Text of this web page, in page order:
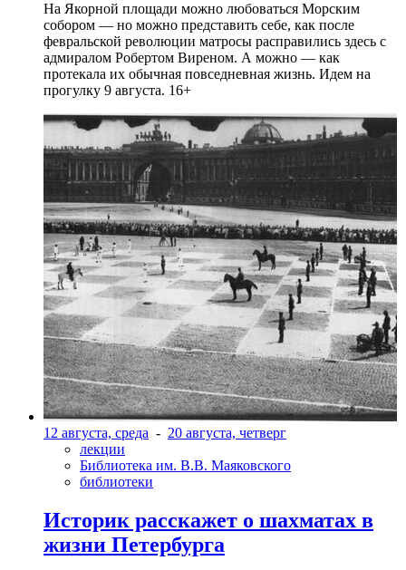
На Якорной площади можно любоваться Морским
собором — но можно представить себе, как после
февральской революции матросы расправились здесь с
адмиралом Робертом Виреном. А можно — как
протекала их обычная повседневная жизнь. Идем на
прогулку 9 августа. 16+
12 августа, среда - 20 августа, четверг
лекции
Библиотека им. В.В. Маяковского
библиотеки
Историк расскажет о шахматах в
жизни Петербурга